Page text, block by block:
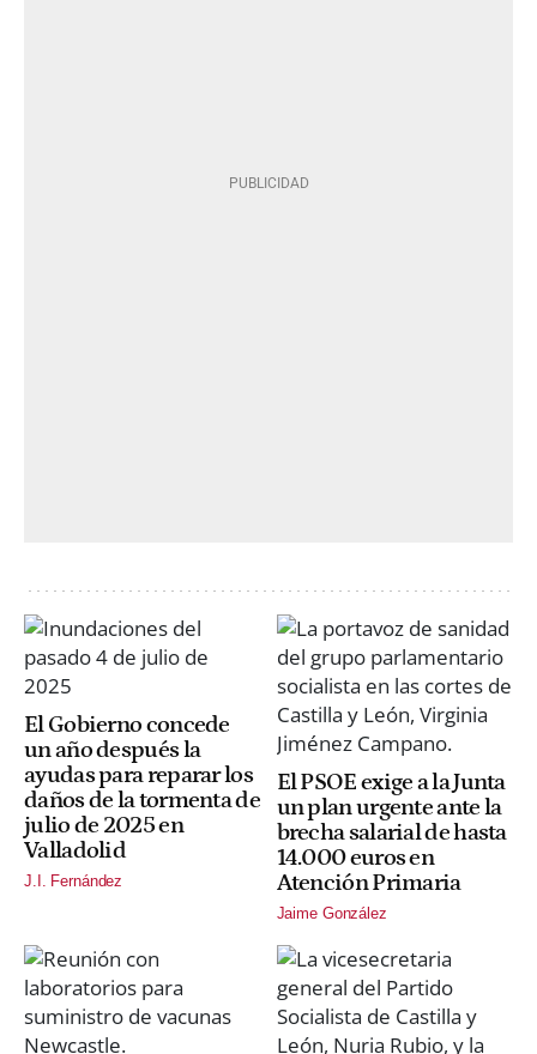
El Gobierno concede
un año después la
ayudas para reparar los
daños de la tormenta de
julio de 2025 en
Valladolid
J.I. Fernández
El PSOE exige a la Junta
un plan urgente ante la
brecha salarial de hasta
14.000 euros en
Atención Primaria
Jaime González